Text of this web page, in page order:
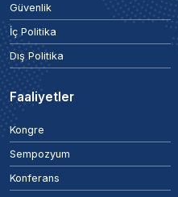
Güvenlik
İç Politika
Dış Politika
Faaliyetler
Kongre
Sempozyum
Konferans